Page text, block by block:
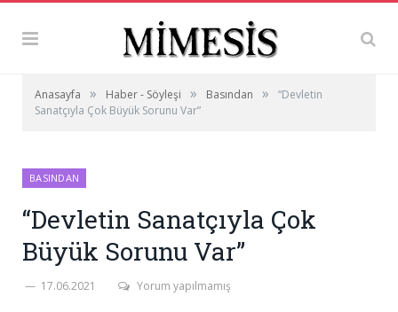
Anasayfa » Haber - Söyleşi » Basından »
“Devletin
Sanatçıyla Çok Büyük Sorunu Var”
BASINDAN
“Devletin Sanatçıyla Çok
Büyük Sorunu Var”
17.06.2021 Yorum yapılmamış